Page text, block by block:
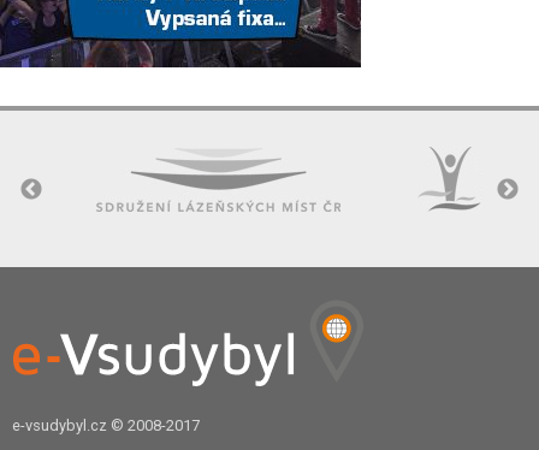
e-vsudybyl.cz © 2008-2017